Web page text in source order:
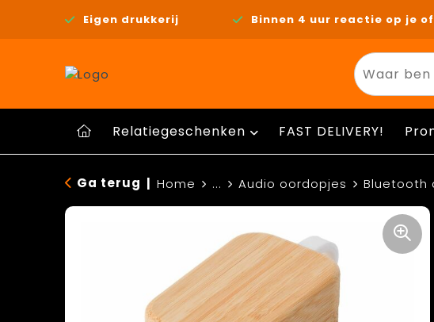
Eigen drukkerij Binnen 4 uur reactie op je
Relatiegeschenken FAST DELIVERY!
Ga terug Home ... Audio oordopjes Bluetooth